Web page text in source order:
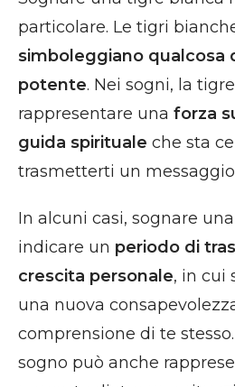
particolare. Le tigri
simboleggiano qualcosa
potente. Nei sogni, la
rappresentare una forza
guida spirituale che sta
trasmetterti un
In alcuni casi, sognare
indicare un periodo di
crescita personale, in cui
una nuova
comprensione di te
sogno può anche